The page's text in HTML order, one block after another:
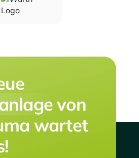
von
wartet